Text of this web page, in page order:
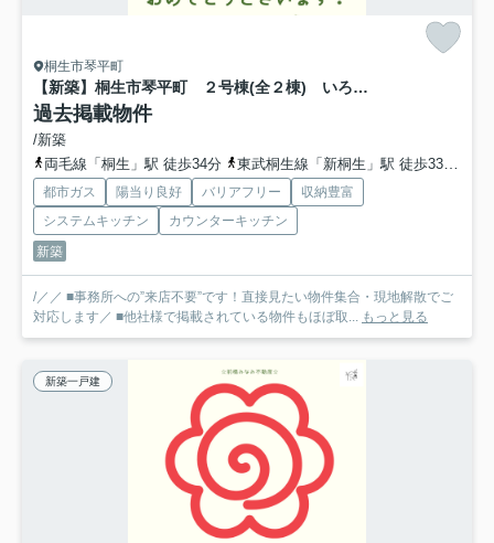
桐生市琴平町
【新築】桐生市琴平町 ２号棟(全２棟) いろどりアイタウン 新築建売分譲
過去掲載物件
/新築
両毛線「桐生」駅 徒歩34分
東武桐生線「新桐生」駅 徒歩33分
都市ガス 陽当り良好 バリアフリー
収納豊富
システムキッチン
カウンターキッチン
新築
/／／ ■事務所への”来店不要”です！直接見たい物件集合・現地解散でご
対応します／ ■他社様で掲載されている物件もほぼ取...
もっと見る
新築一戸建